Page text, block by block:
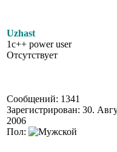
Uzhast
1c++ power user
Отсутствует
Сообщений: 1341
Зарегистрирован: 30.
2006
Пол: